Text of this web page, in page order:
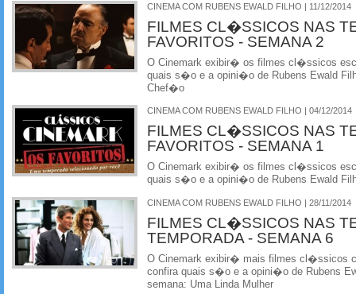
CINEMA COM RUBENS EWALD FILHO | 11/12/2014
FILMES CL�SSICOS NAS
FAVORITOS - SEMANA 2
O Cinemark exibir� os filmes cl�ssicos
quais s�o e a opini�o de Rubens Ewald
Chef�o
CINEMA COM RUBENS EWALD FILHO | 04/12/2014
FILMES CL�SSICOS NAS
FAVORITOS - SEMANA 1
O Cinemark exibir� os filmes cl�ssicos
quais s�o e a opini�o de Rubens Ewald
CINEMA COM RUBENS EWALD FILHO | 28/11/2014
FILMES CL�SSICOS NAS
TEMPORADA - SEMANA 6
O Cinemark exibir� mais filmes cl�ssicos
confira quais s�o e a opini�o de Rubens
semana: Uma Linda Mulher